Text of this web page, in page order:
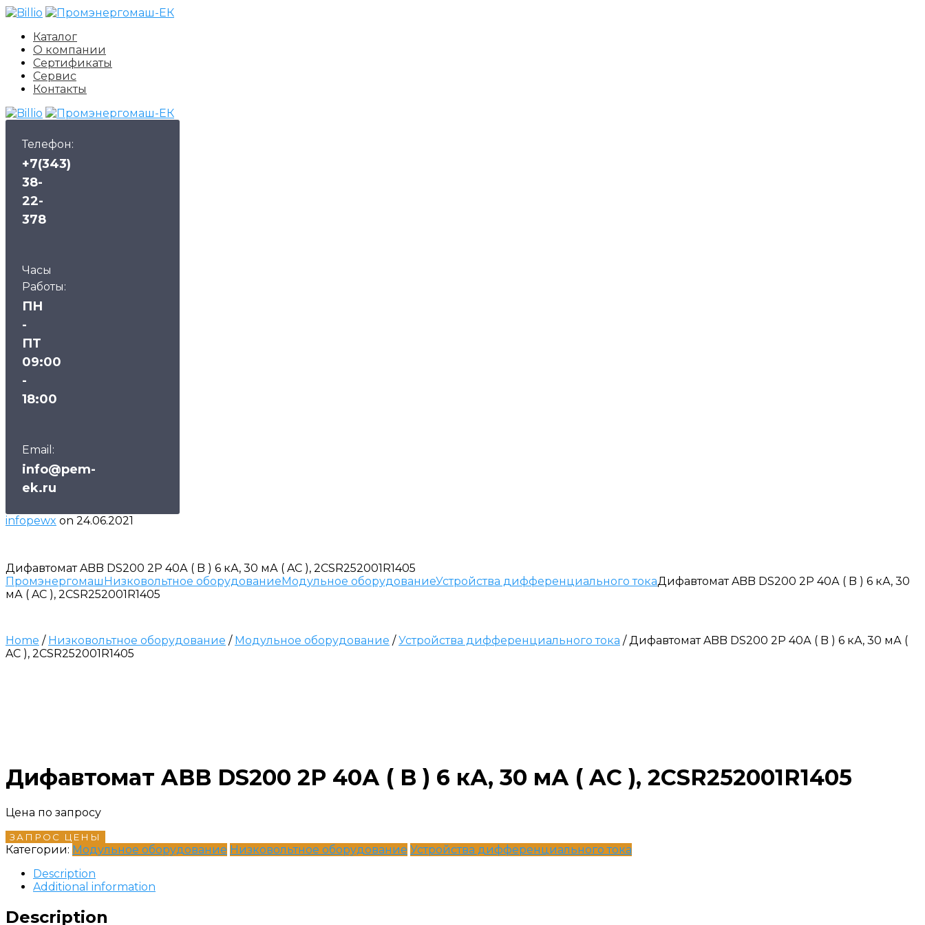
Каталог
О компании
Сертификаты
Сервис
Контакты
Телефон:
+7(343)
38-
22-
378
Часы
Работы:
ПН
-
ПТ
09:00
-
18:00
Email:
info@pem-
ek.ru
infopewx on 24.06.2021
Дифавтомат ABB DS200 2P 40А ( B ) 6 кА, 30 мА ( AC ), 2CSR252001R1405
ПромэнергомашНизковольтное оборудованиеМодульное оборудованиеУстройства дифференциального токаДифавтомат ABB DS200 2P 40А ( B ) 6 кА, 30
мА ( AC ), 2CSR252001R1405
Home / Низковольтное оборудование / Модульное оборудование /Устройства дифференциального тока / Дифавтомат ABB DS200 2P 40А ( B ) 6 кА, 30 мА (
AC ), 2CSR252001R1405
Дифавтомат ABB DS200 2P 40А ( B ) 6 кА, 30 мА ( AC ), 2CSR252001R1405
Цена по запросу
ЗАПРОС ЦЕНЫ
Категории: Модульное оборудование Низковольтное оборудование Устройства дифференциального тока
Description
Additional information
Description